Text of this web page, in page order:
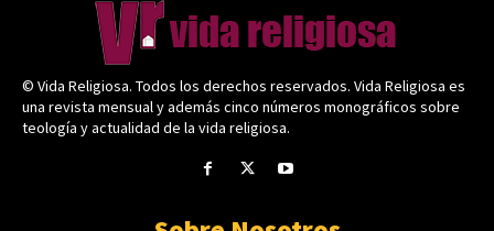
© Vida Religiosa. Todos los derechos reservados. Vida Religiosa es
una revista mensual y además cinco números monográficos sobre
teología y actualidad de la vida religiosa.